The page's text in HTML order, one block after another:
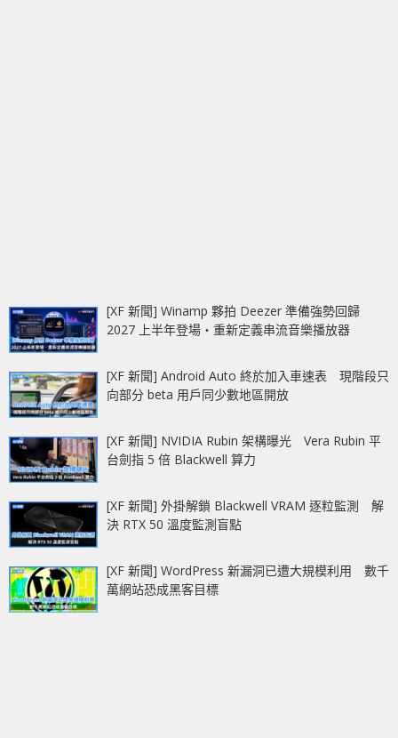
[XF 新聞] Winamp 夥拍 Deezer 準備強勢回歸
2027 上半年登場‧重新定義串流音樂播放器
[XF 新聞] Android Auto 終於加入車速表 現階段只
向部分 beta 用戶同少數地區開放
[XF 新聞] NVIDIA Rubin 架構曝光 Vera Rubin 平
台劍指 5 倍 Blackwell 算力
[XF 新聞] 外掛解鎖 Blackwell VRAM 逐粒監測 解
決 RTX 50 溫度監測盲點
[XF 新聞] WordPress 新漏洞已遭大規模利用 數千
萬網站恐成黑客目標